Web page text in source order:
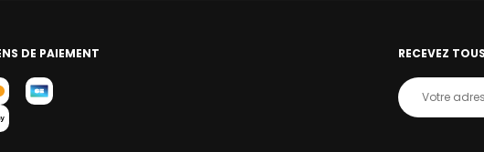
DE PAIEMENT RECEVEZ